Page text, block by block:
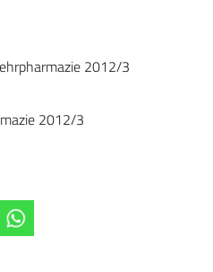
2012/3
2012/3